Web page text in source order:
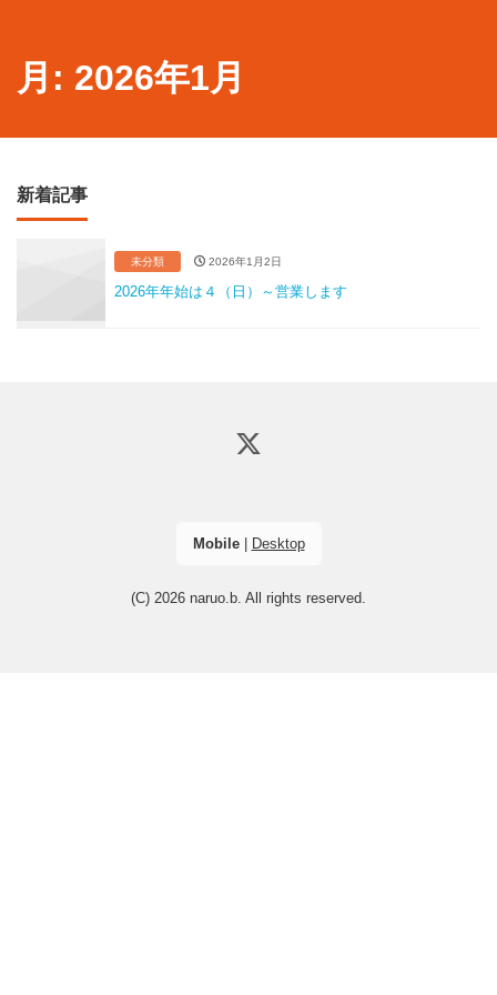
月: 2026年1月
新着記事
未分類 2026年1月2日
2026年年始は４（日）～営業します
Mobile| Desktop
(C) 2026 naruo.b. All rights reserved.